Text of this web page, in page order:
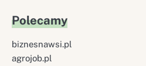
Polecamy
biznesnawsi.pl
agrojob.pl